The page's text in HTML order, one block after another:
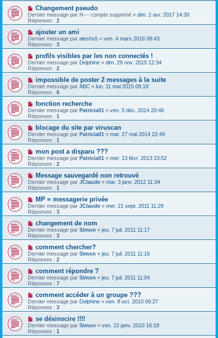
Changement pseudo
Dernier message par N--- compte supprimé « dim. 2 avr. 2017 14:30
Réponses : 2
ajouter un ami
Dernier message par aleshs5 « ven. 4 mars 2016 08:43
Réponses : 3
profils visibles par les non connectés !
Dernier message par Delphine « dim. 29 nov. 2015 12:34
Réponses : 2
impossible de poster 2 messages à la suite
Dernier message par ABC « lun. 11 mai 2015 09:18
Réponses : 6
fonction recherche
Dernier message par Patricia01 « ven. 5 déc. 2014 20:46
Réponses : 1
blocage du site par viruscan
Dernier message par Patricia01 « mar. 27 mai 2014 22:49
Réponses : 1
mon post a disparu ???
Dernier message par Patricia01 « mer. 13 févr. 2013 23:52
Réponses : 2
Message sauvegardé non retrouvé
Dernier message par JClaude « mar. 3 janv. 2012 11:34
Réponses : 1
MP = messagerie privée
Dernier message par JClaude « mer. 21 sept. 2011 11:28
Réponses : 3
changement de nom
Dernier message par Simon « jeu. 7 juil. 2011 11:17
Réponses : 3
comment chercher?
Dernier message par Simon « jeu. 7 juil. 2011 11:16
Réponses : 2
comment répondre ?
Dernier message par Simon « jeu. 7 juil. 2011 11:04
Réponses : 7
comment accéder à un groupe ???
Dernier message par Delphine « ven. 8 oct. 2010 09:27
Réponses : 3
se désinscire !!!!
Dernier message par Simon « ven. 22 janv. 2010 16:18
Réponses : 1